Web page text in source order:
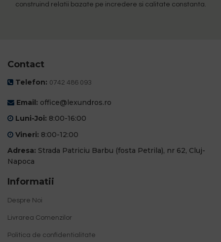
construind relatii bazate pe incredere si calitate constanta.
Contact
Telefon: 0742 486 093
Email: office@lexundros.ro
Luni-Joi: 8:00-16:00
Vineri: 8:00-12:00
Adresa: Strada Patriciu Barbu (fosta Petrila), nr 62, Cluj-
Napoca
Informatii
Despre Noi
Livrarea Comenzilor
Politica de confidentialitate